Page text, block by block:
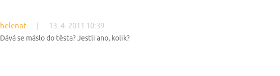
helenat 13. 4. 2011 10:39
Dává se máslo do těsta? Jestli ano, kolik?